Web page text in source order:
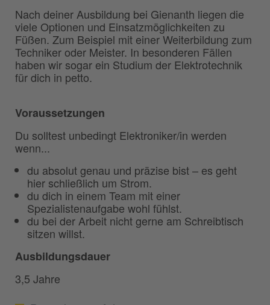
Nach deiner Ausbildung bei Gienanth liegen die
viele Optionen und Einsatzmöglichkeiten zu
Füßen. Zum Beispiel mit einer Weiterbildung zum
Techniker oder Meister. In besonderen Fällen
haben wir sogar ein Studium der Elektrotechnik
für dich in petto.
Voraussetzungen
Du solltest unbedingt Elektroniker/in werden
wenn...
du absolut genau und präzise bist – es geht
hier schließlich um Strom.
du dich in einem Team mit einer
Spezialistenaufgabe wohl fühlst.
du bei der Arbeit nicht gerne am Schreibtisch
sitzen willst.
Ausbildungsdauer
3,5 Jahre